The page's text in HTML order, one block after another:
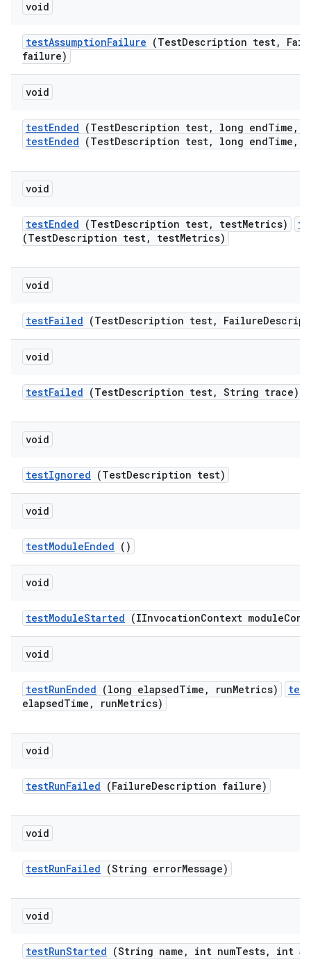
void
testAssumptionFailure (TestDescription test,
failure)
void
testEnded (TestDescription test, long endTime ,
testEnded (TestDescription test, long endTime,
void
testEnded (TestDescription test, testMetrics)
(TestDescription test, testMetrics)
void
testFailed (TestDescription test, Failure
void
testFailed (TestDescription test, String trace)
void
testIgnored (TestDescription test)
void
testModuleEnded ()
void
testModuleStarted (IInvocationContext module
void
testRunEnded (long elapsedTime , runMetrics)
elapsedTime, runMetrics)
void
testRunFailed (FailureDescription failure)
void
testRunFailed (String errorMessage)
void
testRunStarted (String name , int numTests, int